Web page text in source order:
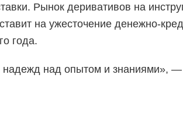
Рынок деривативов на
на ужесточение денежно-
года.
над опытом и знаниями», —